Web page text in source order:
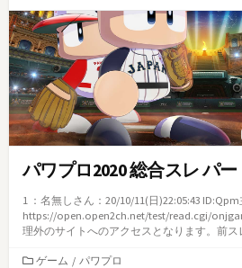
パワプロ2020 総合スレ パー
1 ：名無しさん：20/10/11(日)22:05:43
https://open.open2ch.net/test/read.cgi/
理外のサイトへのアクセスとなります。前
カゲーム / パワプロ